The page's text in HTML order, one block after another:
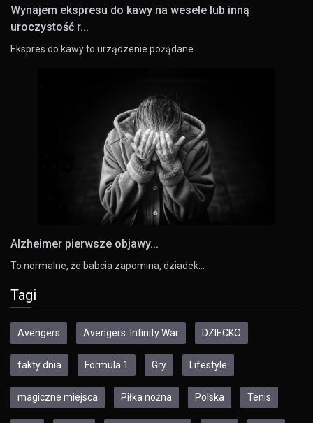
Wynajem ekspresu do kawy na wesele lub inną
uroczystość r...
Ekspres do kawy to urządzenie pożądane…
Alzheimer pierwsze objawy...
To normalne, że babcia zapomina, dziadek…
Tagi
Avengers Avengers: Infinity War DZIECKO
fakty dnia Formula 1 Gry Lifestyle
magiczne miejsca Piłka nożna Polska Tenis